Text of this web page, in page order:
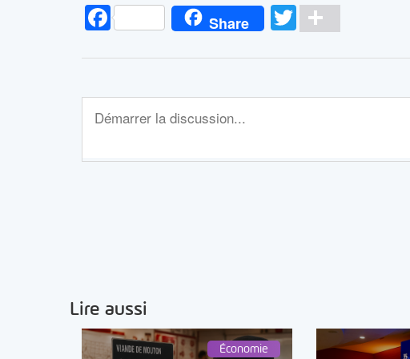
FacebookShare TwitterPartager
Lire aussi
Économie